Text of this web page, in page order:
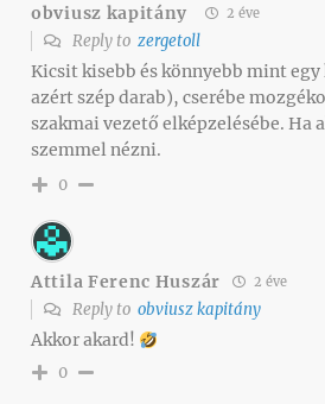
obviusz kapitány 2 éve
Reply to zergetoll
Kicsit kisebb és könnyebb mint
azért szép darab), cserébe
szakmai vezető elképzelésébe. Ha
szemmel nézni.
0
Attila Ferenc Huszár 2 éve
Reply to obviusz kapitány
Akkor akard!
0